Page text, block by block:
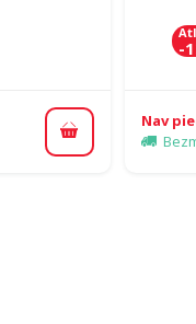
Pievienot
-
Nav